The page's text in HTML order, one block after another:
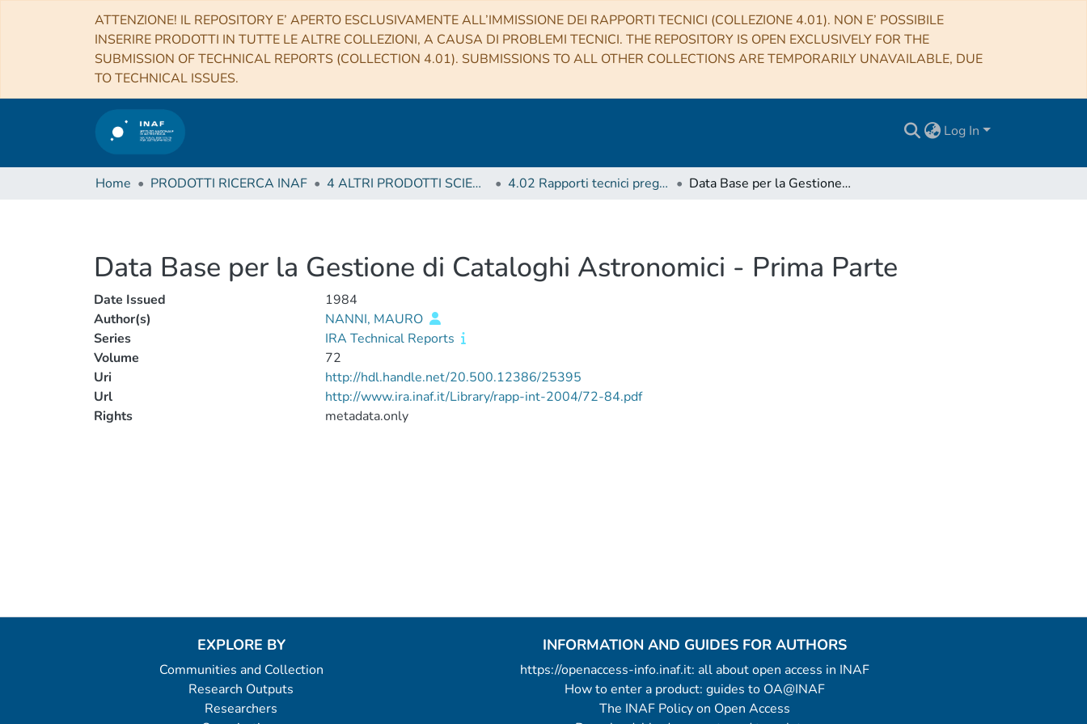
ATTENZIONE! IL REPOSITORY E’ APERTO ESCLUSIVAMENTE ALL’IMMISSIONE DEI RAPPORTI TECNICI (COLLEZIONE 4.01). NON E’ POSSIBILE
INSERIRE PRODOTTI IN TUTTE LE ALTRE COLLEZIONI, A CAUSA DI PROBLEMI TECNICI. THE REPOSITORY IS OPEN EXCLUSIVELY FOR THE
SUBMISSION OF TECHNICAL REPORTS (COLLECTION 4.01). SUBMISSIONS TO ALL OTHER COLLECTIONS ARE TEMPORARILY UNAVAILABLE, DUE
TO TECHNICAL ISSUES.
Log In
Home PRODOTTI RICERCA INAF 4 ALTRI PRODOTTI SCIENTIFICI (Other scientific products) 4.02 Rapporti tecnici pregressi Data Base per la Gestione di Cataloghi Astronomici - Prima Parte
Data Base per la Gestione di Cataloghi Astronomici - Prima Parte
Date Issued
1984
Author(s)
NANNI, MAURO
Series
IRA Technical Reports
Volume
72
Uri
http://hdl.handle.net/20.500.12386/25395
Url
http://www.ira.inaf.it/Library/rapp-int-2004/72-84.pdf
Rights
metadata.only
EXPLORE BY
Communities and Collection
Research Outputs
Researchers
INFORMATION AND GUIDES FOR AUTHORS
https://openaccess-info.inaf.it: all about open access in INAF
How to enter a product: guides to OA@INAF
The INAF Policy on Open Access